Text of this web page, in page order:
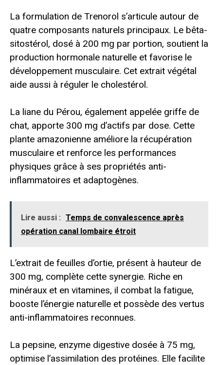
La formulation de Trenorol s’articule autour de
quatre composants naturels principaux. Le bêta-
sitostérol, dosé à 200 mg par portion, soutient la
production hormonale naturelle et favorise le
développement musculaire. Cet extrait végétal
aide aussi à réguler le cholestérol.
La liane du Pérou, également appelée griffe de
chat, apporte 300 mg d’actifs par dose. Cette
plante amazonienne améliore la récupération
musculaire et renforce les performances
physiques grâce à ses propriétés anti-
inflammatoires et adaptogènes.
Lire aussi : Temps de convalescence après
opération canal lombaire étroit
L’extrait de feuilles d’ortie, présent à hauteur de
300 mg, complète cette synergie. Riche en
minéraux et en vitamines, il combat la fatigue,
booste l’énergie naturelle et possède des vertus
anti-inflammatoires reconnues.
La pepsine, enzyme digestive dosée à 75 mg,
optimise l’assimilation des protéines. Elle facilite